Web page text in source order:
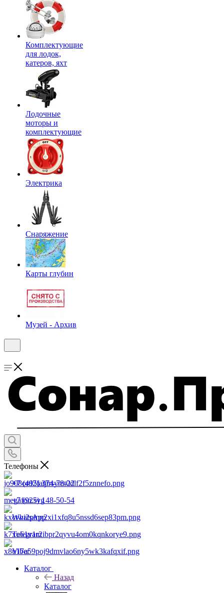
Комплектующие
для лодок,
катеров, яхт
Лодочные
моторы и
комплектующие
Электрика
Снаряжение
Карты глубин
Музей - Архив
Телефоны
+7 (495) 374-78-22
+7 (925) 148-50-54
WhatsApp
Telegram
Viber
Каталог
Назад
Каталог